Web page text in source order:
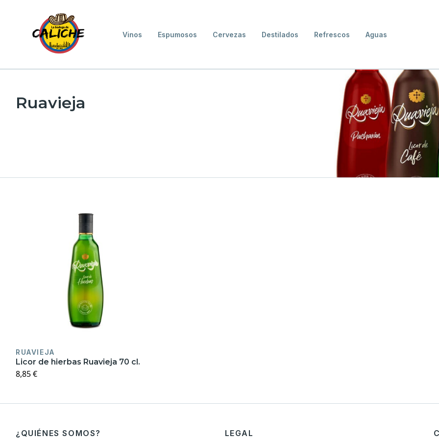
Vinos Espumosos Cervezas Destilados Refrescos Aguas
Ruavieja
RUAVIEJA
Licor de hierbas Ruavieja 70 cl.
8,85 €
¿QUIÉNES SOMOS? LEGAL